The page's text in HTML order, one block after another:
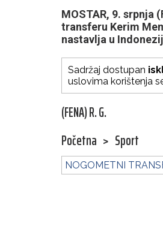
MOSTAR, 9. srpnja
transferu Kerim
nastavlja u
Sadržaj dostupan
uslovima korištenja
(FENA) R. G.
Početna > Sport
NOGOMETNI